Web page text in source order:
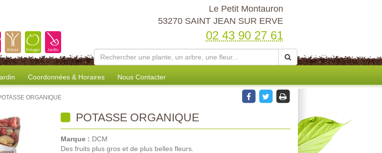
Le Petit Montauron
53270 SAINT JEAN SUR ERVE
02 43 90 27 61
Coordonnées & Horaires Nous Contacter
ORGANIQUE
POTASSE ORGANIQUE
Marque : DCM
Des fruits plus gros et de plus belles fleurs.